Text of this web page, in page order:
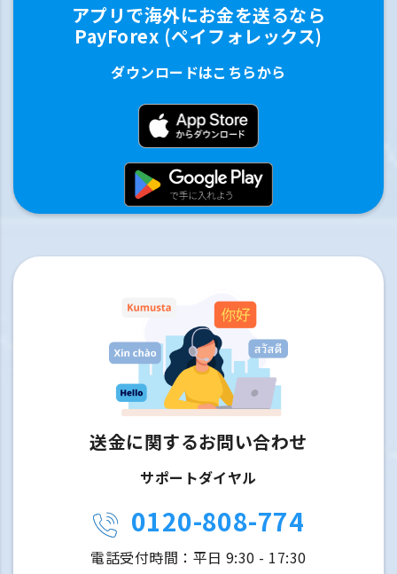
アプリで海外にお金を送るなら
PayForex (ペイフォレックス)
ダウンロードはこちらから
送金に関するお問い合わせ
サポートダイヤル
0120-808-774
電話受付時間：平日 9:30 - 17:30